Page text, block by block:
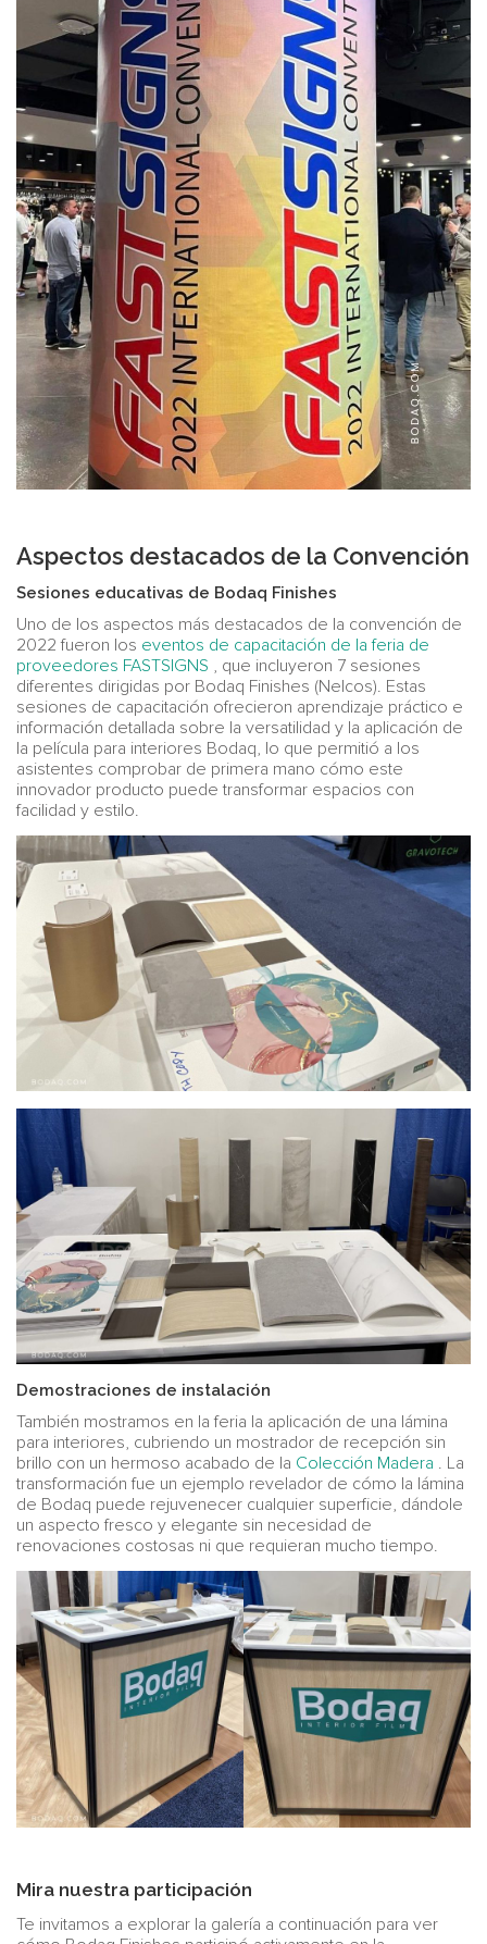
Aspectos destacados de la Convención
Sesiones educativas de Bodaq Finishes
Uno de los aspectos más destacados de la convención de
2022 fueron los eventos de capacitación de la feria de
proveedores FASTSIGNS , que incluyeron 7 sesiones
diferentes dirigidas por Bodaq Finishes (Nelcos). Estas
sesiones de capacitación ofrecieron aprendizaje práctico e
información detallada sobre la versatilidad y la aplicación de
la película para interiores Bodaq, lo que permitió a los
asistentes comprobar de primera mano cómo este
innovador producto puede transformar espacios con
facilidad y estilo.
Demostraciones de instalación
También mostramos en la feria la aplicación de una lámina
para interiores, cubriendo un mostrador de recepción sin
brillo con un hermoso acabado de la Colección Madera . La
transformación fue un ejemplo revelador de cómo la lámina
de Bodaq puede rejuvenecer cualquier superficie, dándole
un aspecto fresco y elegante sin necesidad de
renovaciones costosas ni que requieran mucho tiempo.
Mira nuestra participación
Te invitamos a explorar la galería a continuación para ver